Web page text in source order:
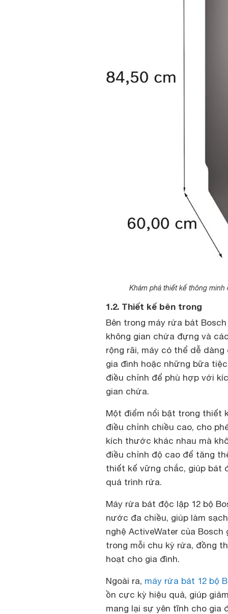
Khám phá thiết kế thông
1.2. Thiết kế bên trong
Bên trong máy rửa bát
không gian chứa đựng và
rộng rãi, máy có thể dễ
gia đình hoặc những bữa
điều chỉnh để phù hợp với
gian chứa.
Một điểm nổi bật trong thiết
điều chỉnh chiều cao, cho
kích thước khác nhau mà
điều chỉnh độ cao để tăng
thiết kế vững chắc, giúp bát
quá trình rửa.
Máy rửa bát độc lập 12 bộ
nước đa chiều, giúp làm
nghệ ActiveWater của
trong mỗi chu kỳ rửa, đồng
hoạt cho gia đình.
Ngoài ra, máy rửa bát 12 bộ
ồn cực kỳ hiệu quả, giúp
mang lại sự yên tĩnh cho gia